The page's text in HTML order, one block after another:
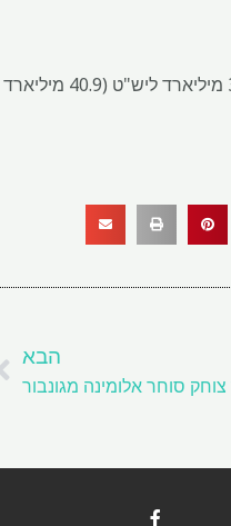
מניות אנגלו אמריקאיות עלו יותר מ -5% במסחר בלונדון בעקבות התוצאות. לחברה שווי שוק של 32.9 מיליארד ליש"ט (40.9 מיליארד
הבא
צוחק סוחר אלומינה מגונבור
F